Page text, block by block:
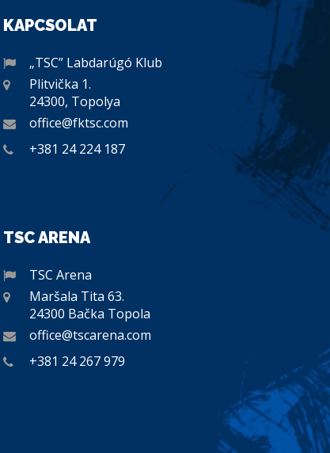
KAPCSOLAT
„TSC” Labdarúgó Klub
Plitvička 1.
24300, Topolya
office@fktsc.com
+381 24 224 187
TSC ARENA
TSC Arena
Maršala Tita 63.
24300 Bačka Topola
office@tscarena.com
+381 24 267 979